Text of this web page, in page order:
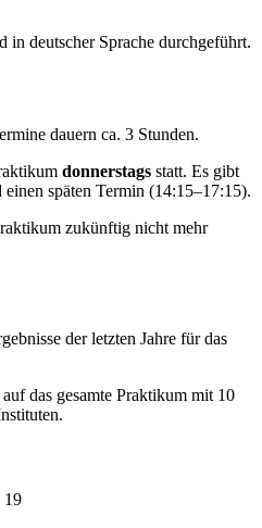
deutscher Sprache durchgeführt.
dauern ca. 3 Stunden.
donnerstags statt. Es gibt
späten Termin (14:15–17:15).
zukünftig nicht mehr
der letzten Jahre für das
das gesamte Praktikum mit 10
19